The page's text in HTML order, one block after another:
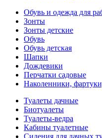
Обувь и одежда для
Зонты
Зонты детские
Обувь
Обувь детская
Шапки
Дождевики
Перчатки садовые
Наколенники,
Туалеты дачные
Биотуалеты
Туалеты-ведра
Кабины туалетные
Сидения для дачных